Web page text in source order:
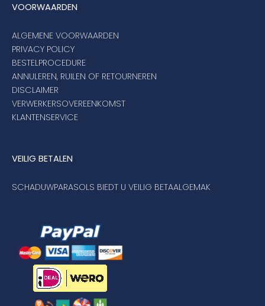
VOORWAARDEN
ALGEMENE VOORWAARDEN
PRIVACY POLICY
BESTELPROCEDURE
ANNULEREN, RUILEN OF RETOURNEREN
DISCLAIMER
VERWERKERSOVEREENKOMST
KLANTENSERVICE
VEILIG BETALEN
SCHADUWPARASOLS BIEDT U VEILIG BETAALGEMAK